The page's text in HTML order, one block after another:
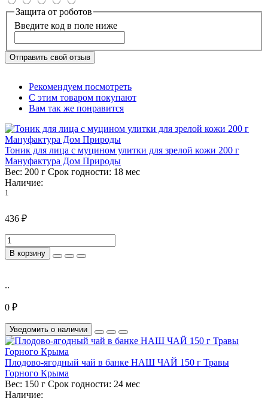
Защита от роботов
Введите код в поле ниже
Отправить свой отзыв
Рекомендуем посмотреть
С этим товаром покупают
Вам так же понравится
Тоник для лица с муцином улитки для зрелой кожи 200 г
Мануфактура Дом Природы
Вес: 200 г Срок годности: 18 мес
Наличие:
1
436 ₽
В корзину
..
0 ₽
Уведомить о наличии
Плодово-ягодный чай в банке НАШ ЧАЙ 150 г Травы
Горного Крыма
Вес: 150 г Срок годности: 24 мес
Наличие: